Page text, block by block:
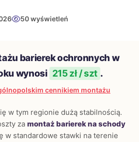
50 wyświetleń
barierek ochronnych w
wynosi 215 zł / szt .
cennikiem montażu
w tym regionie dużą stabilnością.
za montaż barierek na schody
w standardowe stawki na terenie